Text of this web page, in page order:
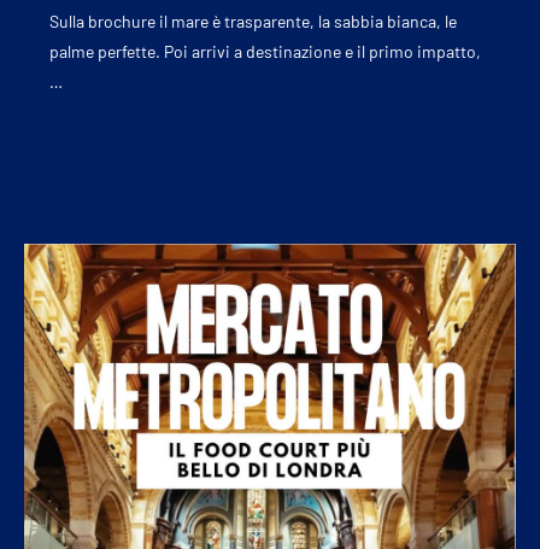
Sulla brochure il mare è trasparente, la sabbia bianca, le
palme perfette. Poi arrivi a destinazione e il primo impatto,
…